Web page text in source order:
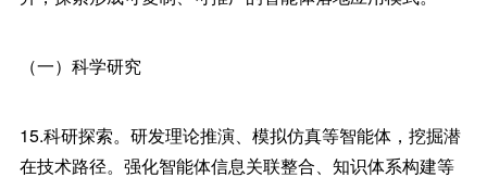
（一）科学研究
15.科研探索。研发理论推演、模拟仿真等智能体，挖掘潜
在技术路径。强化智能体信息关联整合、知识体系构建等